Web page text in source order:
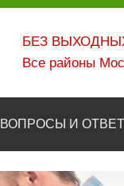
БЕЗ
Все районы
ВОПРОСЫ И